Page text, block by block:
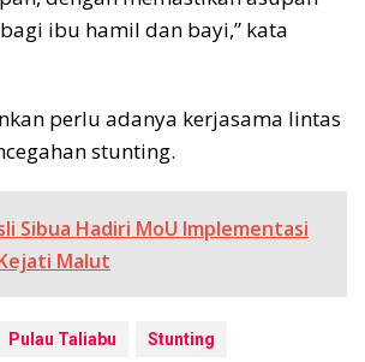
ibu hamil dan bayi,” kata
perlu adanya kerjasama lintas
stunting.
Sibua Hadiri MoU Implementasi
Malut
Pulau Taliabu Stunting